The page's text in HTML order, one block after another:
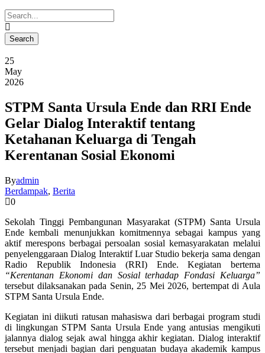
25
May
2026
STPM Santa Ursula Ende dan RRI Ende
Gelar Dialog Interaktif tentang
Ketahanan Keluarga di Tengah
Kerentanan Sosial Ekonomi
Byadmin
Berdampak, Berita
0
Sekolah Tinggi Pembangunan Masyarakat (STPM) Santa Ursula
Ende kembali menunjukkan komitmennya sebagai kampus yang
aktif merespons berbagai persoalan sosial kemasyarakatan melalui
penyelenggaraan Dialog Interaktif Luar Studio bekerja sama dengan
Radio Republik Indonesia (RRI) Ende. Kegiatan bertema
“Kerentanan Ekonomi dan Sosial terhadap Fondasi Keluarga”
tersebut dilaksanakan pada Senin, 25 Mei 2026, bertempat di Aula
STPM Santa Ursula Ende.
Kegiatan ini diikuti ratusan mahasiswa dari berbagai program studi
di lingkungan STPM Santa Ursula Ende yang antusias mengikuti
jalannya dialog sejak awal hingga akhir kegiatan. Dialog interaktif
tersebut menjadi bagian dari penguatan budaya akademik kampus